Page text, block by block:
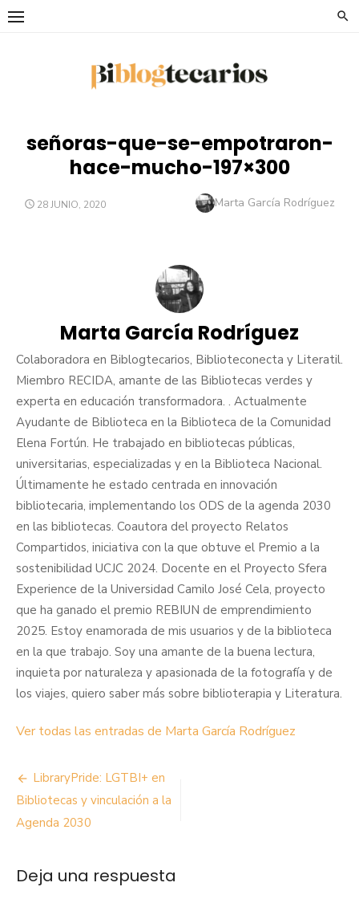
Saltar
señoras-que-se-empotraron-
hace-mucho-197×300
PUBLICADO
28 JUNIO, 2020 Autor
Marta García Rodríguez
Marta García Rodríguez
Colaboradora en Biblogtecarios, Biblioteconecta y Literatil.
Miembro RECIDA, amante de las Bibliotecas verdes y
experta en educación transformadora. . Actualmente
Ayudante de Biblioteca en la Biblioteca de la Comunidad
Elena Fortún. He trabajado en bibliotecas públicas,
universitarias, especializadas y en la Biblioteca Nacional.
Últimamente he estado centrada en innovación
bibliotecaria, implementando los ODS de la agenda 2030
en las bibliotecas. Coautora del proyecto Relatos
Compartidos, iniciativa con la que obtuve el Premio a la
sostenibilidad UCJC 2024. Docente en el Proyecto Sfera
Experience de la Universidad Camilo José Cela, proyecto
que ha ganado el premio REBIUN de emprendimiento
2025. Estoy enamorada de mis usuarios y de la biblioteca
en la que trabajo. Soy una amante de la buena lectura,
inquieta por naturaleza y apasionada de la fotografía y de
los viajes, quiero saber más sobre biblioterapia y Literatura.
Ver todas las entradas de Marta García Rodríguez
Navegación
de
entradas
LibraryPride: LGTBI+ en
Bibliotecas y vinculación a la
Agenda 2030
Deja una respuesta